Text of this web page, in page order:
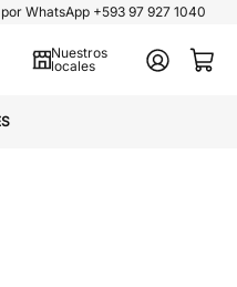
WhatsApp +593 97 927 1040
Nuestros
locales